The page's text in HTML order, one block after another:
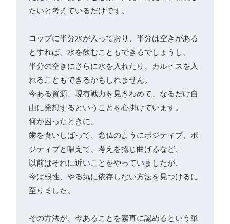
たいと考えているだけです。
コップに半分水が入っており、半分は空きがある
とすれば、水を飲むこともできるでしょうし、
半分の空きにさらに水を入れたり、カルピスを入
れることもできるかもしれません。
今ある資源、現有戦力を見きわめて、なるだけ自
由に発想するということを心掛けています。
何か困ったときに、
歯を食いしばって、念仏のようにポジティブ、ポ
ジティブと唱えて、考えを捻じ曲げるなど、
以前はそれに近いことをやっていましたが、
今は根性、やる気に依存しない方法を見つけるに
至りました。
その方法が、今あることを素直に認めるという単